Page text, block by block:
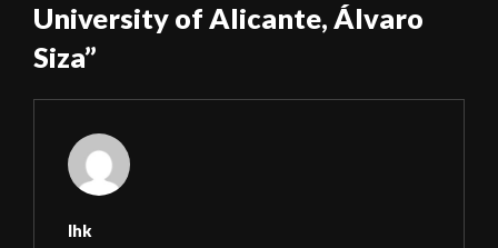
University of Alicante, Álvaro
Siza”
lhk